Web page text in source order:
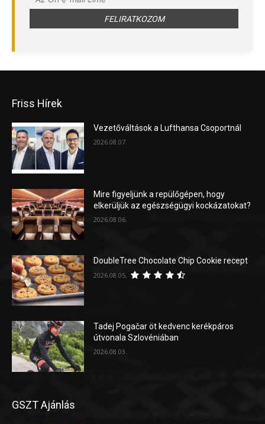
Friss Hírek
Vezetőváltások a Lufthansa Csoportnál
2026.08.07.
Mire figyeljünk a repülőgépen, hogy
elkerüljük az egészségügyi kockázatokat?
2026.08.06.
DoubleTree Chocolate Chip Cookie recept
2026.08.05.
Tadej Pogačar öt kedvenc kerékpáros
útvonala Szlovéniában
2026.08.03.
GSZT Ajánlás